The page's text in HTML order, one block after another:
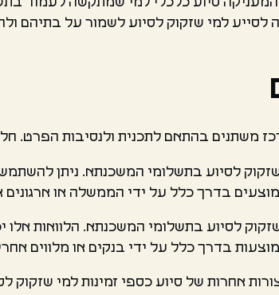
לסייע למי שזקוק לסיוע לשמור על בתיהם
משתנים בהתאם לתכנית ולנסיבות הפרט.
לסיוע בתשלומי המשכנתא. ניתן
בדרך כלל על ידי הממשלה או ארגונים
שזקוק לסיוע בתשלומי המשכנתא. הלוואות
בדרך כלל על ידי בנקים או מלווים
אחרות של סיוע כספי זמינות למי